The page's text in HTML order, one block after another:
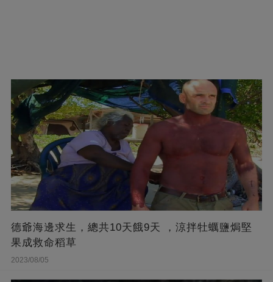
德爺海邊求生，總共10天餓9天 ，涼拌牡蠣鹽焗堅
果成救命稻草
2023/08/05